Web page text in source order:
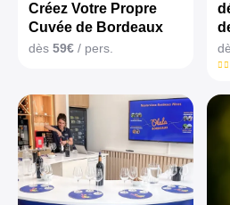
Créez Votre Propre
Cuvée de Bordeaux
dès 59€ / pers.